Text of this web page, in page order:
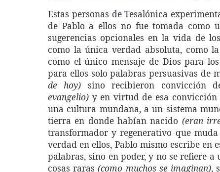
Estas personas de Tesalónica
de Pablo a ellos no fue tomada como
sugerencias opcionales en la vida de
como la única verdad absoluta, como
como el único mensaje de Dios para
para ellos solo palabras persuasivas de
de hoy) sino recibieron convicción
evangelio) y en virtud de esa
una cultura mundana, a un sistema
tierra en donde habían nacido (eran
transformador y regenerativo que
verdad en ellos, Pablo mismo escribe en
palabras, sino en poder, y no se refiere
cosas raras(como muchos se imaginan),